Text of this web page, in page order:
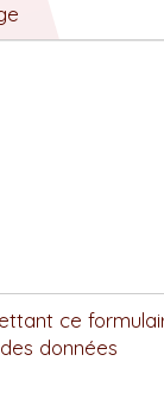
ce
données